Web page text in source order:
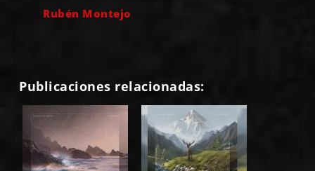
Rubén Montejo
Publicaciones relacionadas: